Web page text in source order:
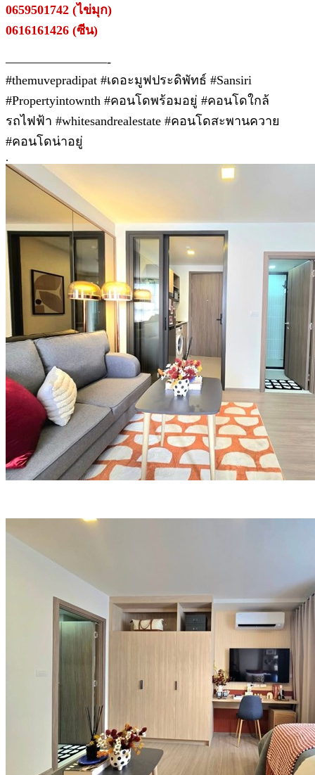
0659501742 (ไข่มุก)
0616161426 (ซีน)
————————-
#themuvepradipat #เดอะมูฟประดิพัทธ์ #Sansiri
#Propertyintownth #คอนโดพร้อมอยู่ #คอนโดใกล้
รถไฟฟ้า #whitesandrealestate #คอนโดสะพานควาย
#คอนโดน่าอยู่
.